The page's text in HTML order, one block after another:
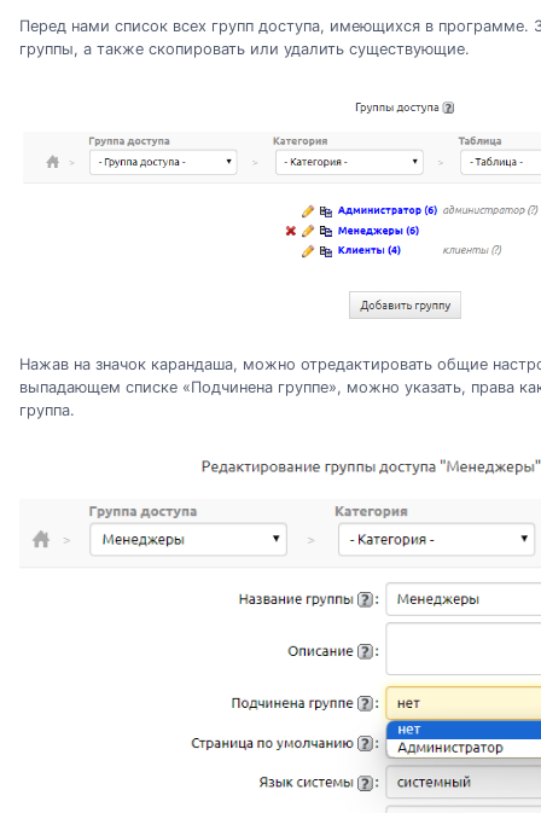
Перед нами список всех групп доступа, имеющихся в программе.
группы, а также скопировать или удалить существующие.
Нажав на значок карандаша, можно отредактировать общие
выпадающем списке «Подчинена группе», можно указать, права
группа.